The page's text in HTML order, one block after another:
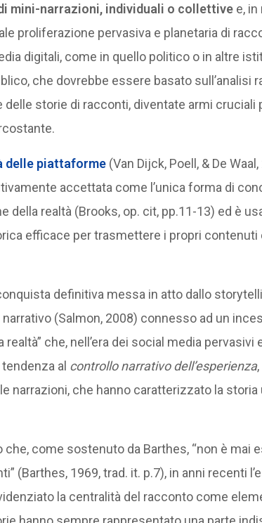
mini-narrazioni, individuali o collettivee, in
proliferazione pervasiva e planetaria di
digitali, come in quello politico o in altre
che dovrebbe essere basato sull’analisi
delle storie di racconti, diventate armi cruciali
delle piattaforme(Van Dijck, Poell, & De
accettata come l’unica forma di
della realtà (Brooks, op. cit, pp.11-13) ed è
efficace per trasmettere i propri contenuti
definitiva messa in atto dallo
(Salmon, 2008) connesso ad un
realtà” che, nell’era dei social media
al controllo narrativo dell’esperienza
narrazioni, che hanno caratterizzato la
che, come sostenuto da Barthes, “non è mai
(Barthes, 1969, trad. it. p.7), in anni recenti
la centralità del racconto come